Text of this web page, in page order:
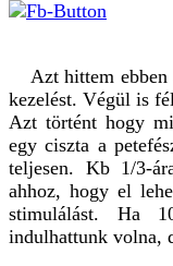
Azt hittem
kezelést. Végül is
Azt történt hogy
egy ciszta a
teljesen. Kb 1/3-
ahhoz, hogy el
stimulálást. Ha
indulhattunk volna,